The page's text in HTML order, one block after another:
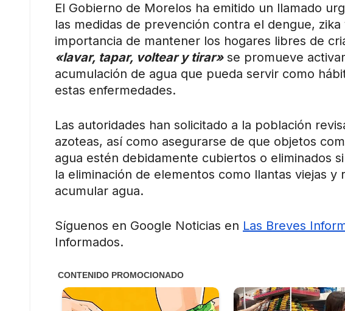
El Gobierno de Morelos ha emitido un llamado
las medidas de prevención contra el dengue,
importancia de mantener los hogares libres de
«lavar, tapar, voltear y tirar»se promueve
acumulación de agua que pueda servir como
estas enfermedades.
Las autoridades han solicitado a la población
azoteas, así como asegurarse de que objetos
agua estén debidamente cubiertos o eliminados
la eliminación de elementos como llantas viejas
acumular agua.
Síguenos en Google Noticias en Las Breves
Informados.